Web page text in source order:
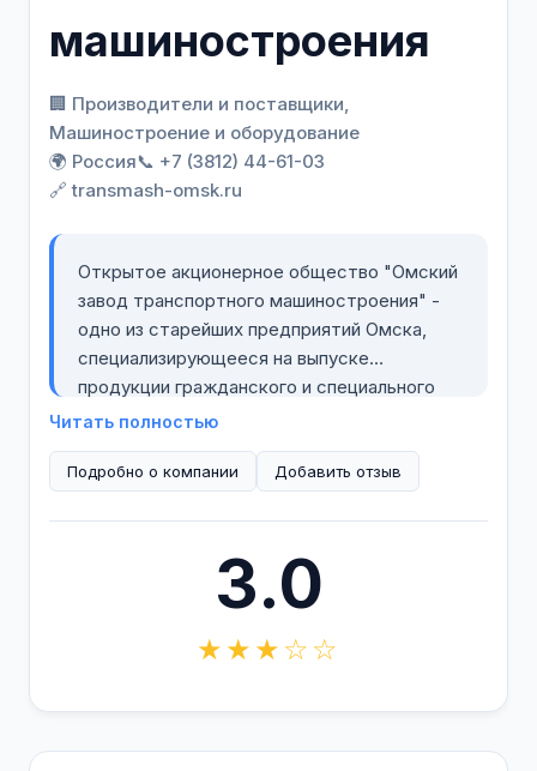
машиностроения
🏢 Производители и поставщики,
Машиностроение и оборудование
🌍 Россия📞 +7 (3812) 44-61-03
🔗 transmash-omsk.ru
Открытое акционерное общество "Омский
завод транспортного машиностроения" -
одно из старейших предприятий Омска,
специализирующееся на выпуске
продукции гражданского и специального
назначения.
ОАО "Омсктрансмаш" активно развивает
развитие литейного производства,
увеличение объемов работ по ремонту и
модернизации спецтехники, а также
дальнейшее развитие опытного
Читать полностью
Подробно о компании Добавить отзыв
3.0
★★★☆☆